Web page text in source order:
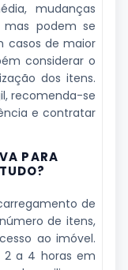
mudanças
podem se
casos de maior
considerar o
dos itens.
recomenda-se
e contratar
PARA
de
de itens,
ao imóvel.
2 a 4 horas em